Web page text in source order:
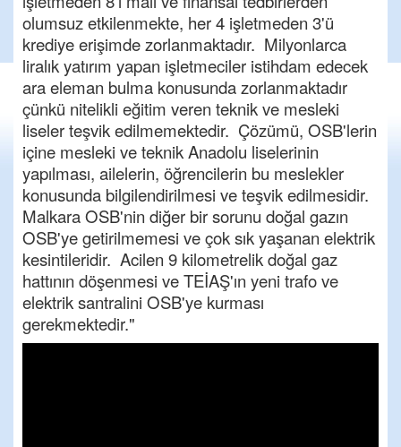
olumsuz etkilenmekte, her 4 işletmeden 3'ü
krediye erişimde zorlanmaktadır. Milyonlarca
liralık yatırım yapan işletmeciler istihdam edecek
ara eleman bulma konusunda zorlanmaktadır
çünkü nitelikli eğitim veren teknik ve mesleki
liseler teşvik edilmemektedir. Çözümü, OSB'lerin
içine mesleki ve teknik Anadolu liselerinin
yapılması, ailelerin, öğrencilerin bu meslekler
konusunda bilgilendirilmesi ve teşvik edilmesidir.
Malkara OSB'nin diğer bir sorunu doğal gazın
OSB'ye getirilmemesi ve çok sık yaşanan elektrik
kesintileridir. Acilen 9 kilometrelik doğal gaz
hattının döşenmesi ve TEİAŞ'ın yeni trafo ve
elektrik santralini OSB'ye kurması
gerekmektedir."